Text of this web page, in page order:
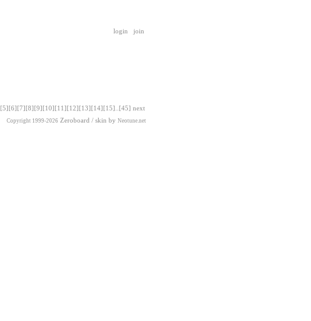
login join
[5] [6] [7] [8] [9] [10] [11] [12] [13] [14] [15] [45] next
Copyright 1999-2026 Zeroboard / skin by Neotune.net